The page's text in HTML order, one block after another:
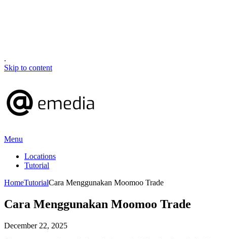
.
Skip to content
Menu
Locations
Tutorial
HomeTutorialCara Menggunakan Moomoo Trade
Cara Menggunakan Moomoo Trade
December 22, 2025